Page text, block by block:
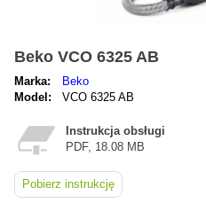
Beko VCO 6325 AB
Marka:
Beko
Model:
VCO 6325 AB
Instrukcja obsługi
PDF, 18.08 MB
Pobierz instrukcję